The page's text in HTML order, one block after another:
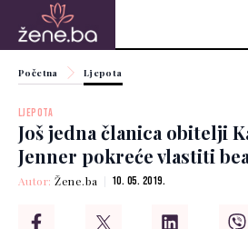
Početna Ljepota
LJEPOTA
Još jedna članica obitelji
Jenner pokreće vlastiti
Autor:Žene.ba 10. 05. 2019.